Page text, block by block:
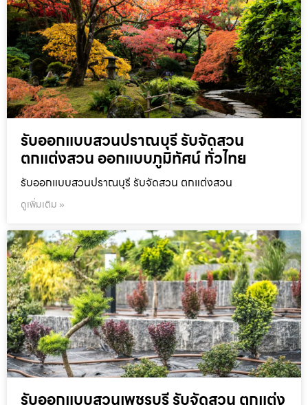
รับออกแบบสวนปราณบุรี รับจัดสวน
ตกแต่งสวน ออกแบบภูมิทัศน์ ทั่วไทย
รับออกแบบสวนปราณบุรี รับจัดสวน ตกแต่งสวน
ดูเพิ่มเติม »
รับออกแบบสวนเพชรบุรี รับจัดสวน ตกแต่ง